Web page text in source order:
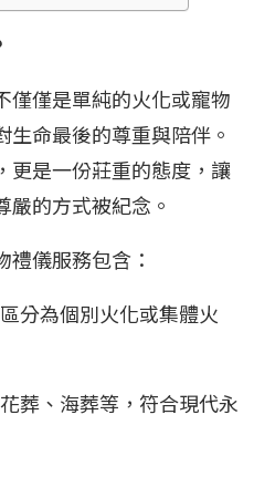
僅僅是單純的火化或寵物
命最後的尊重與陪伴。
更是一份莊重的態度，讓
嚴的方式被紀念。
儀服務包含：
分為個別火化或集體火
葬、海葬等，符合現代永